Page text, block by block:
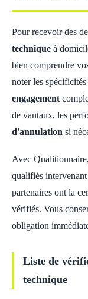
Pour recevoir des
technique à
bien comprendre
noter les
engagement
de vantaux, les
d'annulation si
Avec
qualifiés
partenaires ont la
vérifiés. Vous
obligation
Liste de
technique